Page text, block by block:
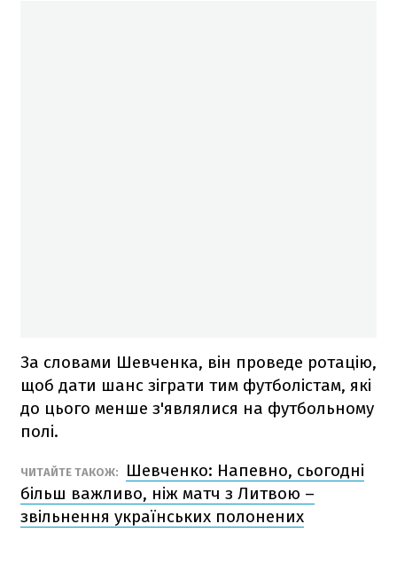
За словами Шевченка, він проведе ротацію,
щоб дати шанс зіграти тим футболістам, які
до цього менше з'являлися на футбольному
полі.
ЧИТАЙТЕ ТАКОЖ:
Шевченко: Напевно, сьогодні
більш важливо, ніж матч з Литвою –
звільнення українських полонених